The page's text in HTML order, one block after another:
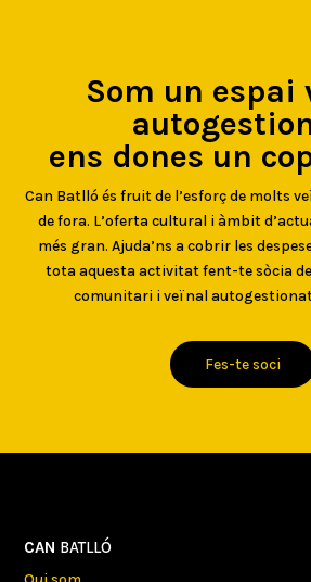
Som un espai
ens dones un
Can Batlló és fruit de l’esforç de molts
de fora. L’oferta cultural i àmbit
més gran. Ajuda’ns a cobrir les
tota aquesta activitat fent-te sòcia de
comunitari i veïnal autogestionat
Fes-te soci
CAN BATLLÓ